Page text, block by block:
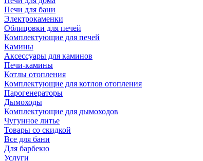
Печи для бани
Электрокаменки
Облицовки для печей
Комплектующие для печей
Камины
Аксессуары для каминов
Печи-камины
Котлы отопления
Комплектующие для котлов отопления
Парогенераторы
Дымоходы
Комплектующие для дымоходов
Чугунное литье
Товары со скидкой
Все для бани
Для барбекю
Услуги